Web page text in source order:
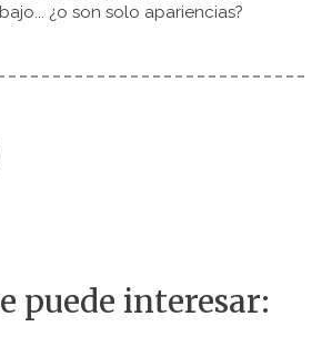
¿o son solo apariencias?
puede interesar: